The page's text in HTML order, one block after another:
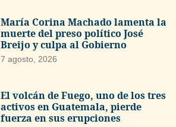
María Corina Machado lamenta la
muerte del preso político José
Breijo y culpa al Gobierno
7 agosto, 2026
El volcán de Fuego, uno de los tres
activos en Guatemala, pierde
fuerza en sus erupciones